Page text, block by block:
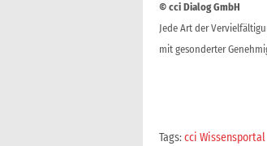
© cci Dialog GmbH
Jede Art der
mit gesonderter
Tags:cci Wissensportal